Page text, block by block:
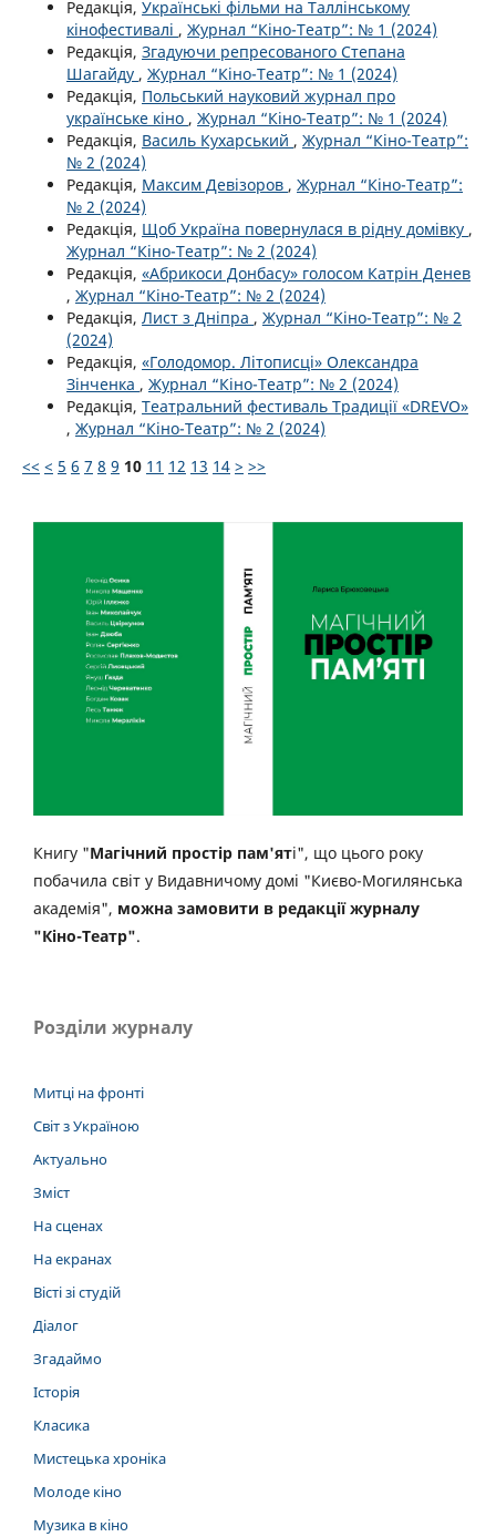
Редакція, Українські фільми на Таллінському
кінофестивалі , Журнал “Кіно-Театр”: № 1 (2024)
Редакція, Згадуючи репресованого Степана
Шагайду , Журнал “Кіно-Театр”: № 1 (2024)
Редакція, Польський науковий журнал про
українське кіно , Журнал “Кіно-Театр”: № 1 (2024)
Редакція, Василь Кухарський , Журнал “Кіно-Театр”:
№ 2 (2024)
Редакція, Максим Девізоров , Журнал “Кіно-Театр”:
№ 2 (2024)
Редакція, Щоб Україна повернулася в рідну домівку ,
Журнал “Кіно-Театр”: № 2 (2024)
Редакція, «Абрикоси Донбасу» голосом Катрін Денев
, Журнал “Кіно-Театр”: № 2 (2024)
Редакція, Лист з Дніпра , Журнал “Кіно-Театр”: № 2
(2024)
Редакція, «Голодомор. Літописці» Олександра
Зінченка , Журнал “Кіно-Театр”: № 2 (2024)
Редакція, Театральний фестиваль Традиції «DREVO»
, Журнал “Кіно-Театр”: № 2 (2024)
<< < 5 6 7 8 9 10 11 12 13 14 > >>
Книгу "Магічний простір пам'яті", що цього року
побачила світ у Видавничому домі "Києво-Могилянська
академія", можна замовити в редакції журналу
"Кіно-Театр".
Розділи журналу
Митці на фронті
Світ з Україною
Актуально
Зміст
На сценах
На екранах
Вісті зі студій
Діалог
Згадаймо
Історія
Класика
Мистецька хроніка
Молоде кіно
Музика в кіно